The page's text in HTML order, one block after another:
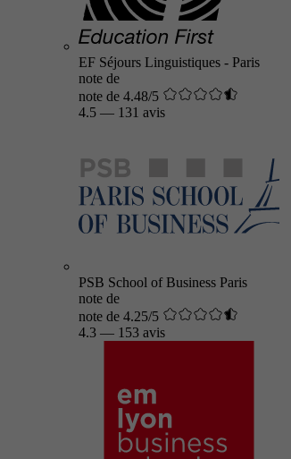
EF Séjours Linguistiques - Paris
note de
note de 4.48/5
4.5 — 131 avis
PSB School of Business Paris
note de
note de 4.25/5
4.3 — 153 avis